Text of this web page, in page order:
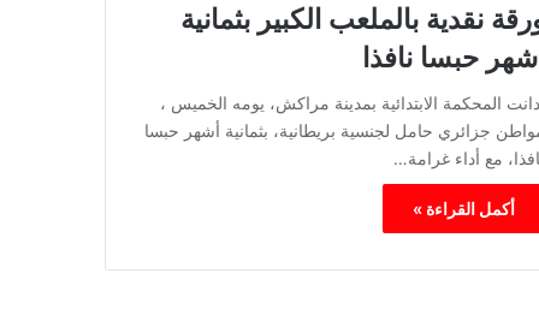
نقدية بالملعب الكبير بثمانية
أشهر حبسا نافذا
المحكمة الابتدائية بمدينة مراكش، يومه الخميس ،
جزائري حامل لجنسية بريطانية، بثمانية أشهر حبسا
مع أداء غرامة…
أكمل القراءة »